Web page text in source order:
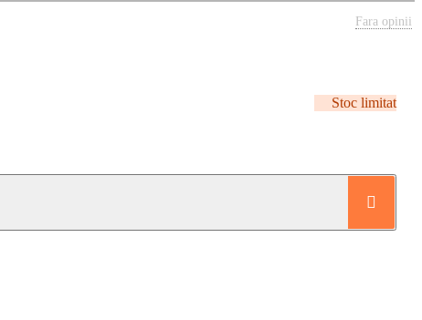
Fara opinii
Stoc limitat